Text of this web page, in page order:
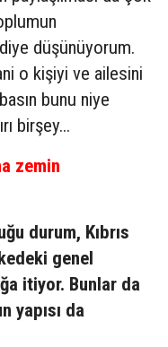
düşünüyorum.
o kişiyi ve ailesini
bunu niye
birşey...
zemin
durum, Kıbrıs
genel
itiyor. Bunlar da
yapısı da